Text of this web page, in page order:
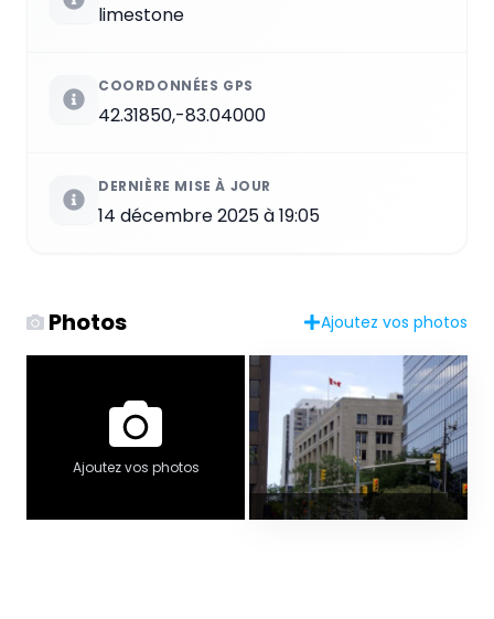
limestone
COORDONNÉES GPS
42.31850,-83.04000
DERNIÈRE MISE À JOUR
14 décembre 2025 à 19:05
Photos Ajoutez vos photos
Ajoutez vos photos